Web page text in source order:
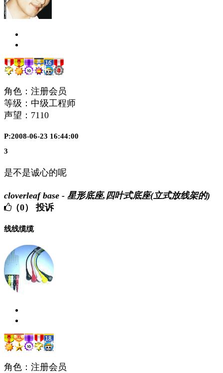
角色：注册会员
等级：中级工程师
声望： 7110
P:2008-06-23 16:44:00
3
是不是诚心的呢
cloverleaf base - 星形底座,四叶式底座(立式放线架的)
（0）
投诉
线线缆缆
角色：注册会员